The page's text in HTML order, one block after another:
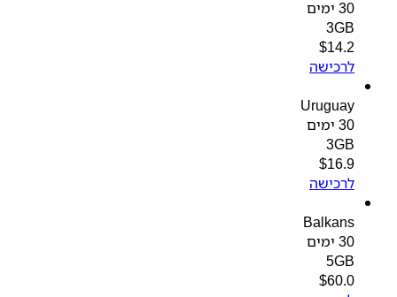
3GB
$14.2
לרכישה
Uruguay
3GB
$16.9
לרכישה
Balkans
5GB
$60.0